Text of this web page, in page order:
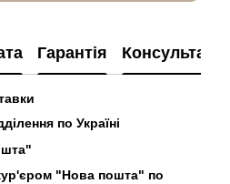
Гарантія Консультація
по Україні
"Нова пошта" по